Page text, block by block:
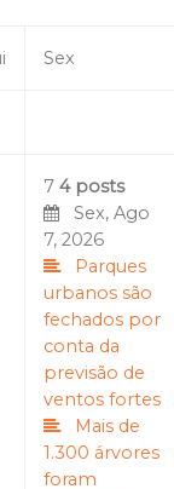
Sex
7 4 posts
Sex, Ago
7, 2026
Parques
urbanos são
fechados por
conta da
previsão de
ventos fortes
Mais de
1.300 árvores
foram